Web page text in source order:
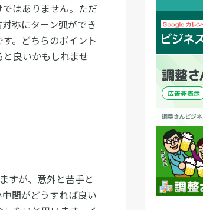
はありません。ただ
称にターン弧ができ
。どちらのポイント
良いかもしれませ
すが、意外と苦手と
間がどうすれば良い